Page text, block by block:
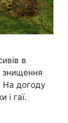
в
знищення
На догоду
і гаї.